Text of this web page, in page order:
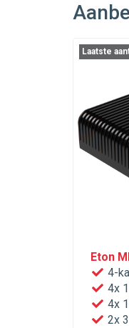
Laatste
Eton
4-
4x
4x
2x